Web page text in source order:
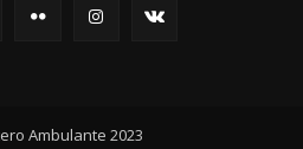
Ambulante 2023